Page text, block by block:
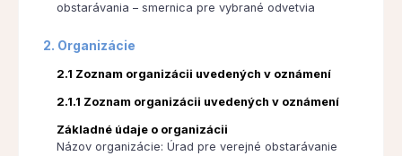
obstarávania – smernica pre vybrané odvetvia
2. Organizácie
2.1 Zoznam organizácii uvedených v oznámení
2.1.1 Zoznam organizácii uvedených v oznámení
Základné údaje o organizácii
Názov organizácie: Úrad pre verejné obstarávanie